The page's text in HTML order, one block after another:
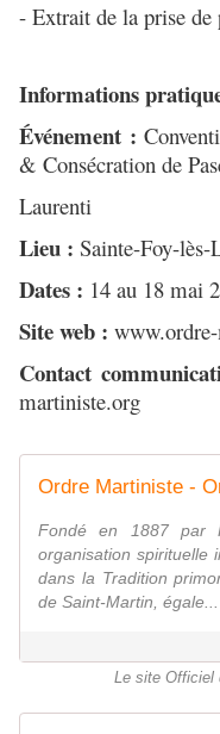
- Extrait de la prise
Informations
Événement :
& Consécration de
Laurenti
Lieu : Sainte-Foy-lès-
Dates : 14 au 18 mai
Site web :
Contact
martiniste.org
Fondé en 1887 par
organisation spirituelle
dans la Tradition
de Saint-Martin, égale...
Le site Officiel